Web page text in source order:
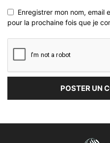
Enregistrer mon nom, email
pour la prochaine fois que je